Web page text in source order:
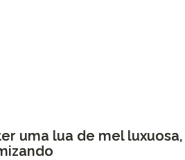
uma lua de mel luxuosa,